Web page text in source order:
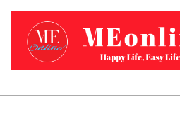
Skip
content
Primary